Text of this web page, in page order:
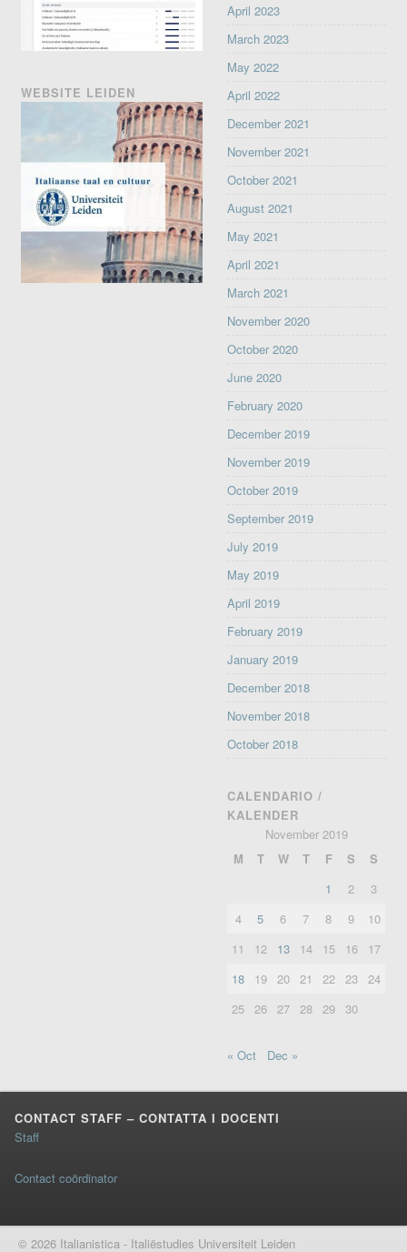
WEBSITE LEIDEN
April 2023
March 2023
May 2022
April 2022
December 2021
November 2021
October 2021
August 2021
May 2021
April 2021
March 2021
November 2020
October 2020
June 2020
February 2020
December 2019
November 2019
October 2019
September 2019
July 2019
May 2019
April 2019
February 2019
January 2019
December 2018
November 2018
October 2018
CALENDARIO /
KALENDER
November 2019
M
T W T F S
S
1
2
3
4
5 6 7 8 9
10
11
12 13 14 15 16
17
18
19 20 21 22 23
24
25
26 27 28 29 30
« Oct Dec »
CONTACT STAFF – CONTATTA I DOCENTI
Staff
Contact coördinator
© 2026 Italianistica - Italiëstudies Universiteit Leiden